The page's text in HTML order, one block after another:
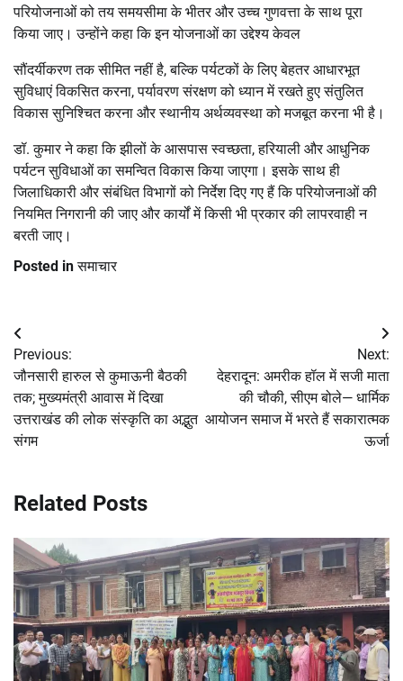
परियोजनाओं को तय समयसीमा के भीतर और उच्च गुणवत्ता के साथ पूरा
किया जाए। उन्होंने कहा कि इन योजनाओं का उद्देश्य केवल
सौंदर्यीकरण तक सीमित नहीं है, बल्कि पर्यटकों के लिए बेहतर आधारभूत
सुविधाएं विकसित करना, पर्यावरण संरक्षण को ध्यान में रखते हुए संतुलित
विकास सुनिश्चित करना और स्थानीय अर्थव्यवस्था को मजबूत करना भी है।
डॉ. कुमार ने कहा कि झीलों के आसपास स्वच्छता, हरियाली और आधुनिक
पर्यटन सुविधाओं का समन्वित विकास किया जाएगा। इसके साथ ही
जिलाधिकारी और संबंधित विभागों को निर्देश दिए गए हैं कि परियोजनाओं की
नियमित निगरानी की जाए और कार्यों में किसी भी प्रकार की लापरवाही न
बरती जाए।
Posted inसमाचार
Post
navigation
Previous:
जौनसारी हारुल से कुमाऊनी बैठकी
तक; मुख्यमंत्री आवास में दिखा
उत्तराखंड की लोक संस्कृति का अद्भुत
संगम
Next:
देहरादून: अमरीक हॉल में सजी माता
की चौकी, सीएम बोले— धार्मिक
आयोजन समाज में भरते हैं सकारात्मक
ऊर्जा
Related Posts